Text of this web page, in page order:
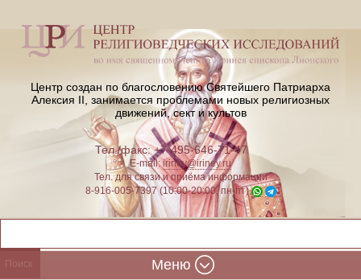
Центр создан по благословению Святейшего Патриарха
Алексия II, занимается проблемами новых религиозных
движений, сект и культов
Тел./факс: +7-495-646-71-47
E-mail:iriney@iriney.ru
Тел. для связи и приёма информации
8-916-005-7397 (10:00-20:00, пн-пт)
Меню